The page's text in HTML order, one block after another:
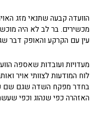
הוועדה קבעה שתנאי מזג
מכשירים. בר לב לא היה
עין עם הקרקע והאופק דבר
מעדויות ועובדות שאספה
בחדר מפקח השדה שגם שם
האזהרה כפי שנהוג וכפי